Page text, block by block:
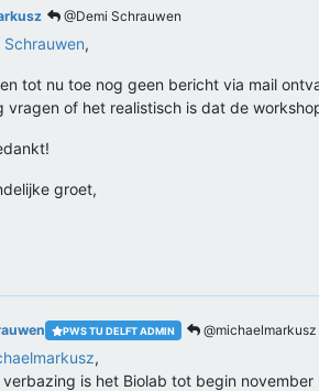
@Demi Schrauwen
Schrauwen,
tot nu toe nog geen bericht via mail
vragen of het realistisch is dat de
groet,
PWS TU DELFT ADMIN @michaelmarkusz
,
verbazing is het Biolab tot begin